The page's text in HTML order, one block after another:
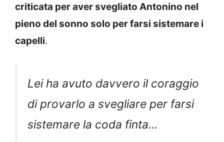
criticata per aver svegliato Antonino nel
pieno del sonno solo per farsi sistemare i
capelli.
Lei ha avuto davvero il coraggio
di provarlo a svegliare per farsi
sistemare la coda finta…